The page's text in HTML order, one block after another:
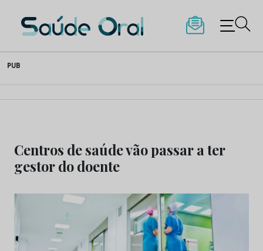
to
content
Saúde Oral
PUB
Centros de saúde vão passar a ter
gestor do doente